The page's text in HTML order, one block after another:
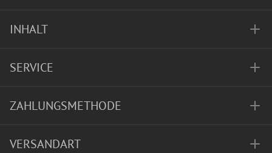
INHALT
SERVICE
ZAHLUNGSMETHODE
VERSANDART